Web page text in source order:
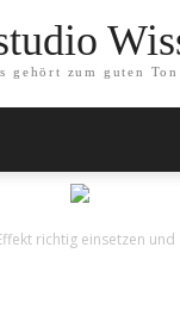
gehört zum guten Ton
richtig einsetzen